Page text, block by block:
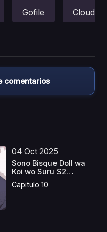
Gofile Cloud
comentarios
04 Oct 2025
Sono Bisque Doll wa
Koi wo Suru S2
Caste...
Capitulo 10